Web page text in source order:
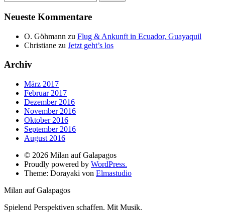
Neueste Kommentare
O. Göhmann zu Flug & Ankunft in Ecuador, Guayaquil
Christiane zu Jetzt geht’s los
Archiv
März 2017
Februar 2017
Dezember 2016
November 2016
Oktober 2016
September 2016
August 2016
© 2026 Milan auf Galapagos
Proudly powered by WordPress.
Theme: Dorayaki von Elmastudio
Milan auf Galapagos
Spielend Perspektiven schaffen. Mit Musik.